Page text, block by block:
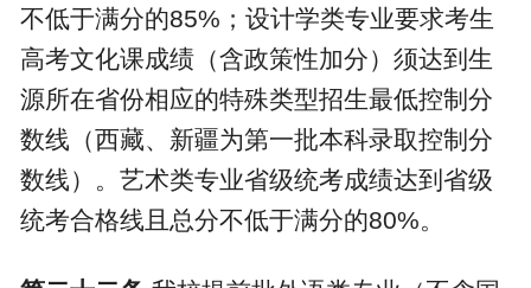
不低于满分的85% ；设计学类专业要求考生
高考文化课成绩（含政策性加分）须达到生
源所在省份相应的特殊类型招生最低控制分
数线（西藏、新疆为第一批本科录取控制分
数线）。艺术类专业省级统考成绩达到省级
统考合格线且总分不低于满分的80%。